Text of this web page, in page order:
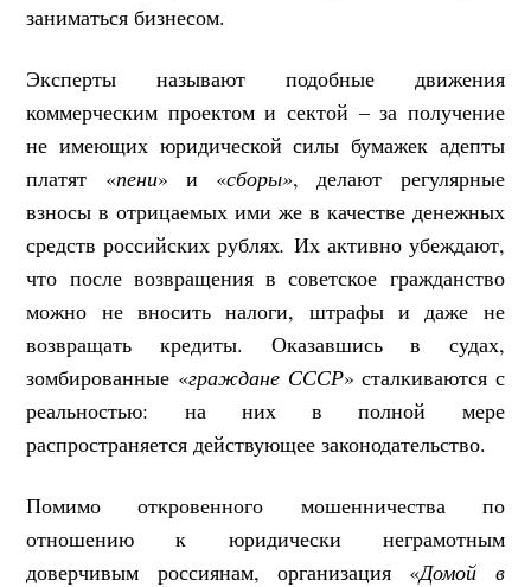
заниматься бизнесом.
Эксперты называют подобные движения
коммерческим проектом и сектой – за получение
не имеющих юридической силы бумажек адепты
платят «пени» и «сборы», делают регулярные
взносы в отрицаемых ими же в качестве денежных
средств российских рублях. Их активно убеждают,
что после возвращения в советское гражданство
можно не вносить налоги, штрафы и даже не
возвращать кредиты. Оказавшись в судах,
зомбированные «граждане СССР» сталкиваются с
реальностью: на них в полной мере
распространяется действующее законодательство.
Помимо откровенного мошенничества по
отношению к юридически неграмотным
доверчивым россиянам, организация «Домой в